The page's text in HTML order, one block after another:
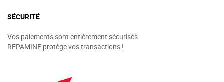
SÉCURITÉ
Vos paiements sont entièrement sécurisés.
REPAMINE protège vos transactions !